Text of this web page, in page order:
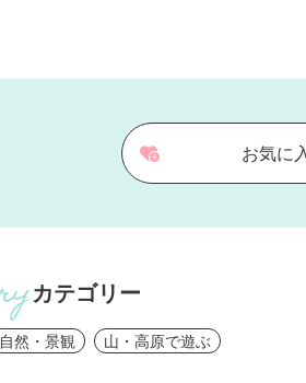
お気に
カテゴリー
自然・景観 山・高原で遊ぶ